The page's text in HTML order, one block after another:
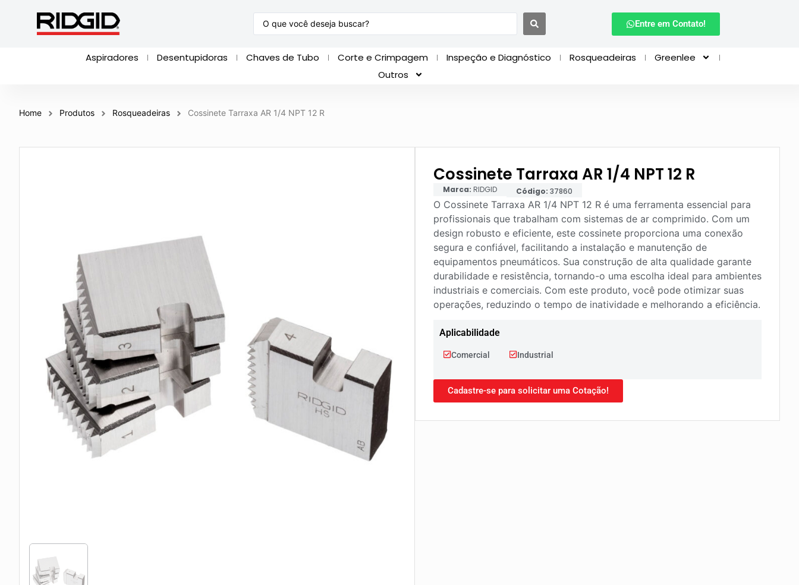
Entre em Contato!
Aspiradores Desentupidoras Chaves de Tubo Corte e Crimpagem Inspeção e Diagnóstico Rosqueadeiras
Greenlee
Outros
Home Produtos Rosqueadeiras Cossinete Tarraxa AR 1/4 NPT 12 R
Cossinete Tarraxa AR 1/4 NPT 12 R
Marca: RIDGID Código: 37860
O Cossinete Tarraxa AR 1/4 NPT 12 R é uma ferramenta essencial para
profissionais que trabalham com sistemas de ar comprimido. Com um
design robusto e eficiente, este cossinete proporciona uma conexão
segura e confiável, facilitando a instalação e manutenção de
equipamentos pneumáticos. Sua construção de alta qualidade garante
durabilidade e resistência, tornando-o uma escolha ideal para ambientes
industriais e comerciais. Com este produto, você pode otimizar suas
operações, reduzindo o tempo de inatividade e melhorando a eficiência.
Aplicabilidade
Comercial Industrial
Cadastre-se para solicitar uma Cotação!